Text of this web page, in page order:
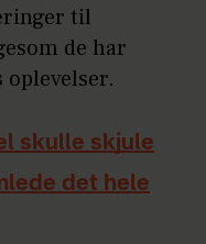
til
de har
skulle skjule
det hele